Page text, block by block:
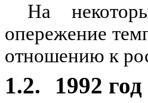
На
опережение
отношению к
1.2. 1992 год